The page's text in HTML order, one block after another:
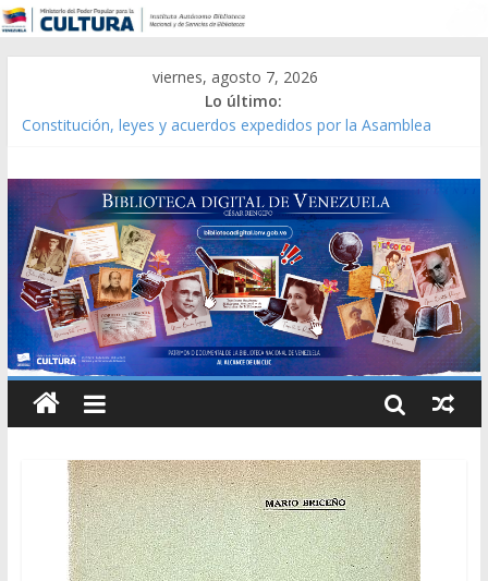
viernes, agosto 7, 2026
Lo último:
Constitución, leyes y acuerdos expedidos por la Asamblea
Modesta Bor Sánchez [material gráfico]
Gaceta Oficial de la República de Venezuela año CXXXIII Mes V,
Caracas 09 de marzo de 2006 N° 38.394
Catálogo temático de obras de Modesta Bor